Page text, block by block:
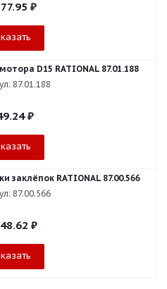
₽
D15 RATIONAL 87.01.188
87.01.188
₽
заклёпок RATIONAL 87.00.566
87.00.566
₽